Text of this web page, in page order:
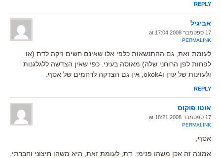
REPLY
אביגיל
17 ספטמבר 2008 at 17:04
PERMALINK
לעומת זאת, גם ההתנשאות כלפי אלו שאינם חשים זיקה לדת (או
לפחות לפן הרוחני שלה) מאוסה בעיני. כפי שאין הצדשה ללגלגנות
ולעוינות של עדן וokok4, אין גם הצדקה לרחמים של אסף.
REPLY
אוטו פוקוס
17 ספטמבר 2008 at 18:21
PERMALINK
אסף,
אמונה זה אכן משהו פנימי. דת, לעומת זאת, היא משהו חיצוני וחברתי.